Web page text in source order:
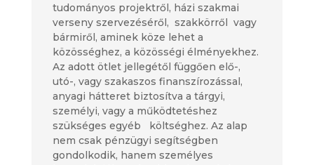
tudományos projektről, házi szakmai
verseny szervezéséről, szakkörről vagy
bármiről, aminek köze lehet a
közösséghez, a közösségi élményekhez.
Az adott ötlet jellegétől függően elő-,
utó-, vagy szakaszos finanszírozással,
anyagi hátteret biztosítva a tárgyi,
személyi, vagy a működtetéshez
szükséges egyéb költséghez. Az alap
nem csak pénzügyi segítségben
gondolkodik, hanem személyes